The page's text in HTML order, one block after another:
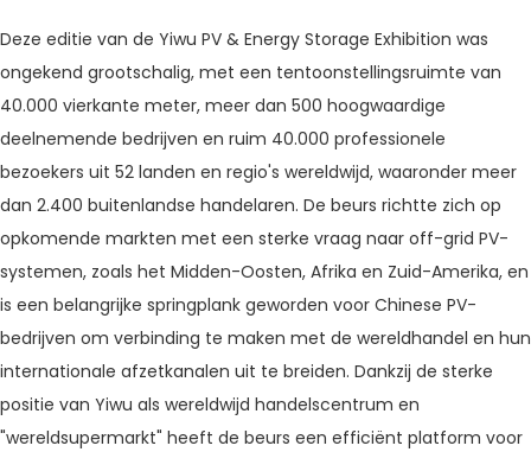
Deze editie van de Yiwu PV & Energy Storage Exhibition was
ongekend grootschalig, met een tentoonstellingsruimte van
40.000 vierkante meter, meer dan 500 hoogwaardige
deelnemende bedrijven en ruim 40.000 professionele
bezoekers uit 52 landen en regio's wereldwijd, waaronder meer
dan 2.400 buitenlandse handelaren. De beurs richtte zich op
opkomende markten met een sterke vraag naar off-grid PV-
systemen, zoals het Midden-Oosten, Afrika en Zuid-Amerika, en
is een belangrijke springplank geworden voor Chinese PV-
bedrijven om verbinding te maken met de wereldhandel en hun
internationale afzetkanalen uit te breiden. Dankzij de sterke
positie van Yiwu als wereldwijd handelscentrum en
"wereldsupermarkt" heeft de beurs een efficiënt platform voor